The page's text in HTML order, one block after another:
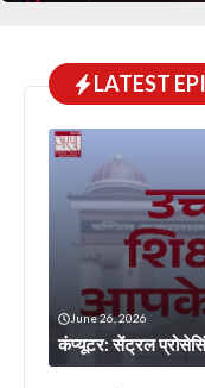
LATEST
June 26, 2026
कंप्यूटर: सेंट्रल